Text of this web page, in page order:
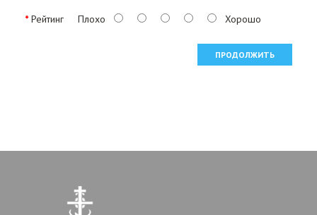
Рейтинг Плохо Хорошо
ПРОДОЛЖИТЬ